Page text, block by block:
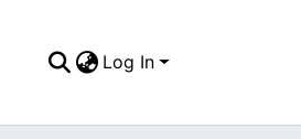
Log In